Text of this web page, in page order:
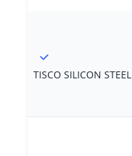
TISCO SILICON STEEL